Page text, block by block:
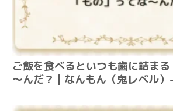
ご飯を食べるといつも歯に詰ま
～んだ？ | なんもん（鬼レベル